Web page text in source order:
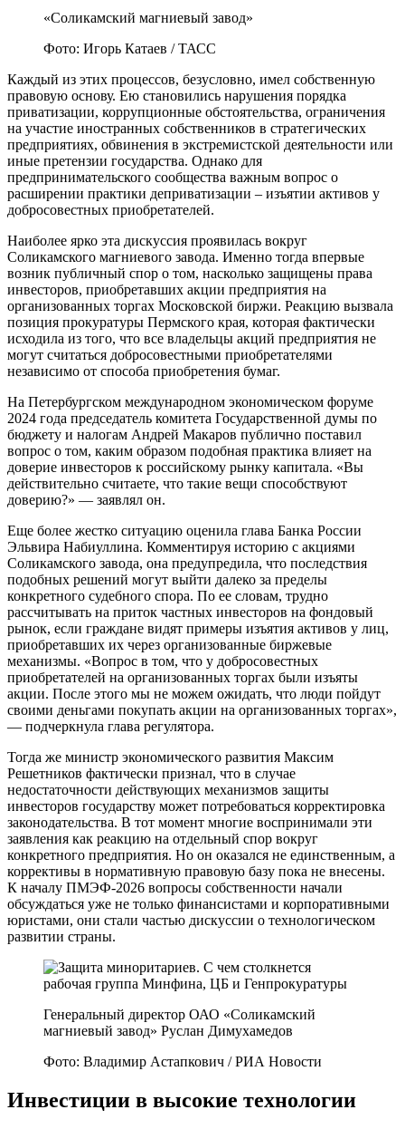
«Соликамский магниевый завод»
Фото: Игорь Катаев / ТАСС
Каждый из этих процессов, безусловно, имел собственную
правовую основу. Ею становились нарушения порядка
приватизации, коррупционные обстоятельства, ограничения
на участие иностранных собственников в стратегических
предприятиях, обвинения в экстремистской деятельности или
иные претензии государства. Однако для
предпринимательского сообщества важным вопрос о
расширении практики деприватизации – изъятии активов у
добросовестных приобретателей.
Наиболее ярко эта дискуссия проявилась вокруг
Соликамского магниевого завода. Именно тогда впервые
возник публичный спор о том, насколько защищены права
инвесторов, приобретавших акции предприятия на
организованных торгах Московской биржи. Реакцию вызвала
позиция прокуратуры Пермского края, которая фактически
исходила из того, что все владельцы акций предприятия не
могут считаться добросовестными приобретателями
независимо от способа приобретения бумаг.
На Петербургском международном экономическом форуме
2024 года председатель комитета Государственной думы по
бюджету и налогам Андрей Макаров публично поставил
вопрос о том, каким образом подобная практика влияет на
доверие инвесторов к российскому рынку капитала. «Вы
действительно считаете, что такие вещи способствуют
доверию?» — заявлял он.
Еще более жестко ситуацию оценила глава Банка России
Эльвира Набиуллина. Комментируя историю с акциями
Соликамского завода, она предупредила, что последствия
подобных решений могут выйти далеко за пределы
конкретного судебного спора. По ее словам, трудно
рассчитывать на приток частных инвесторов на фондовый
рынок, если граждане видят примеры изъятия активов у лиц,
приобретавших их через организованные биржевые
механизмы. «Вопрос в том, что у добросовестных
приобретателей на организованных торгах были изъяты
акции. После этого мы не можем ожидать, что люди пойдут
своими деньгами покупать акции на организованных торгах»,
— подчеркнула глава регулятора.
Тогда же министр экономического развития Максим
Решетников фактически признал, что в случае
недостаточности действующих механизмов защиты
инвесторов государству может потребоваться корректировка
законодательства. В тот момент многие воспринимали эти
заявления как реакцию на отдельный спор вокруг
конкретного предприятия. Но он оказался не единственным, а
коррективы в нормативную правовую базу пока не внесены.
К началу ПМЭФ-2026 вопросы собственности начали
обсуждаться уже не только финансистами и корпоративными
юристами, они стали частью дискуссии о технологическом
развитии страны.
Генеральный директор ОАО «Соликамский
магниевый завод» Руслан Димухамедов
Фото: Владимир Астапкович / РИА Новости
Инвестиции в высокие технологии